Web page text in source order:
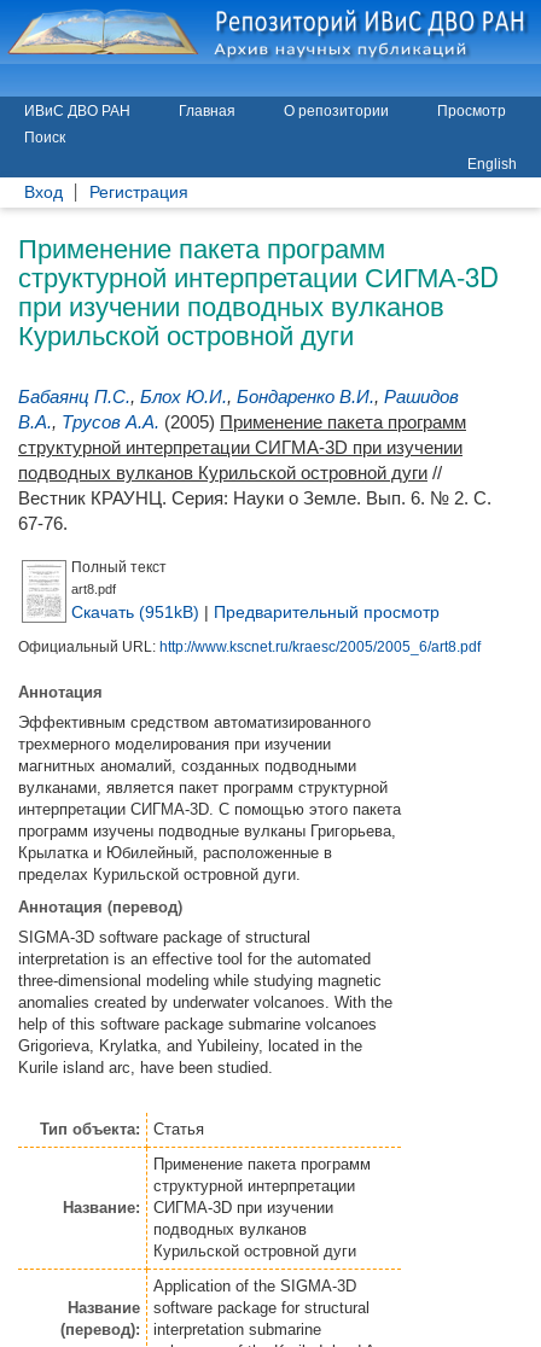
ИВиС ДВО РАН Главная О репозитории
Просмотр
Поиск
English
Вход Регистрация
Применение пакета программ
структурной интерпретации СИГМА-3D
при изучении подводных вулканов
Курильской островной дуги
Бабаянц П.С., Блох Ю.И., Бондаренко В.И., Рашидов
В.А., Трусов А.А. (2005) Применение пакета программ
структурной интерпретации СИГМА-3D при изучении
подводных вулканов Курильской островной дуги //
Вестник КРАУНЦ. Серия: Науки о Земле. Вып. 6. № 2. С.
67-76.
Полный текст
art8.pdf
Скачать (951kB) | Предварительный просмотр
Официальный URL: http://www.kscnet.ru/kraesc/2005/2005_6/art8.pdf
Аннотация
Эффективным средством автоматизированного
трехмерного моделирования при изучении
магнитных аномалий, созданных подводными
вулканами, является пакет программ структурной
интерпретации СИГМА-3D. С помощью этого пакета
программ изучены подводные вулканы Григорьева,
Крылатка и Юбилейный, расположенные в
пределах Курильской островной дуги.
Аннотация (перевод)
SIGMA-3D software package of structural
interpretation is an effective tool for the automated
three-dimensional modeling while studying magnetic
anomalies created by underwater volcanoes. With the
help of this software package submarine volcanoes
Grigorieva, Krylatka, and Yubileiny, located in the
Kurile island arc, have been studied.
Тип объекта: Статья
Название:
Применение пакета программ
структурной интерпретации
СИГМА-3D при изучении
подводных вулканов
Курильской островной дуги
Название
(перевод):
Application of the SIGMA-3D
software package for structural
interpretation submarine